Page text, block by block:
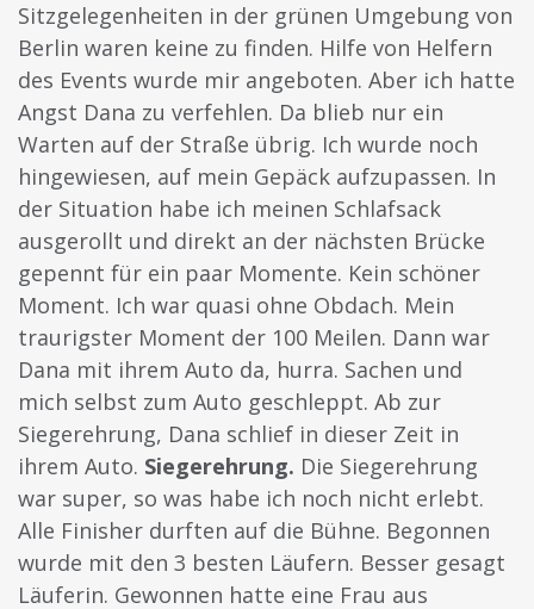
Sitzgelegenheiten in der grünen Umgebung von
Berlin waren keine zu finden. Hilfe von Helfern
des Events wurde mir angeboten. Aber ich hatte
Angst Dana zu verfehlen. Da blieb nur ein
Warten auf der Straße übrig. Ich wurde noch
hingewiesen, auf mein Gepäck aufzupassen. In
der Situation habe ich meinen Schlafsack
ausgerollt und direkt an der nächsten Brücke
gepennt für ein paar Momente. Kein schöner
Moment. Ich war quasi ohne Obdach. Mein
traurigster Moment der 100 Meilen. Dann war
Dana mit ihrem Auto da, hurra. Sachen und
mich selbst zum Auto geschleppt. Ab zur
Siegerehrung, Dana schlief in dieser Zeit in
ihrem Auto. Siegerehrung. Die Siegerehrung
war super, so was habe ich noch nicht erlebt.
Alle Finisher durften auf die Bühne. Begonnen
wurde mit den 3 besten Läufern. Besser gesagt
Läuferin. Gewonnen hatte eine Frau aus